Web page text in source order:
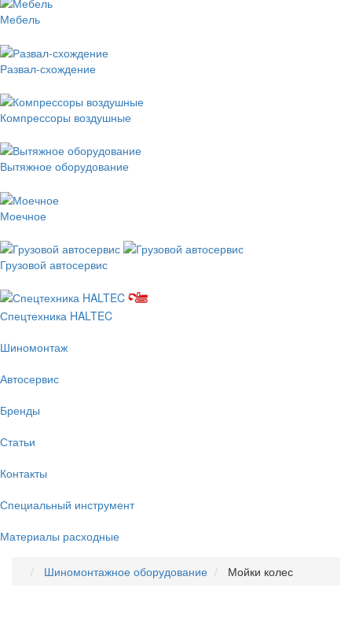
Мебель
Развал-схождение
Компрессоры воздушные
Вытяжное оборудование
Моечное
Грузовой автосервис
Спецтехника HALTEC
Шиномонтаж
Автосервис
Бренды
Статьи
Контакты
Специальный инструмент
Материалы расходные
Шиномонтажное оборудование Мойки колес